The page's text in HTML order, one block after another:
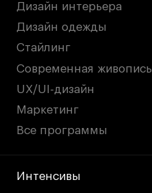
Дизайн интерьера
Дизайн одежды
Стайлинг
Современная живопись
UX/UI-дизайн
Маркетинг
Все программы
Интенсивы